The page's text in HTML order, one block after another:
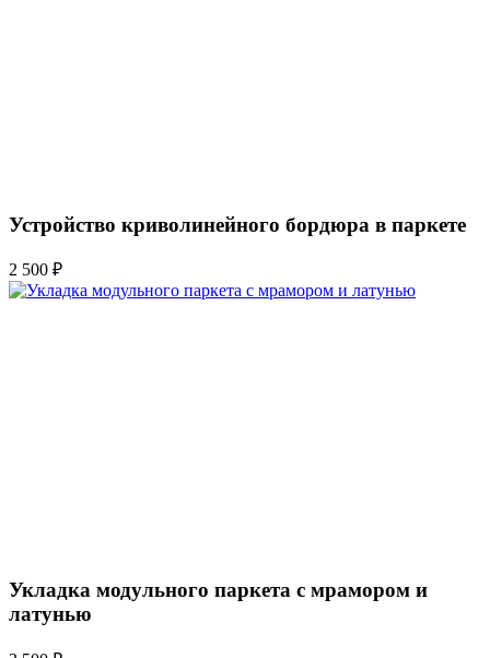
Устройство криволинейного бордюра в паркете
2 500 ₽
Укладка модульного паркета с мрамором и
латунью